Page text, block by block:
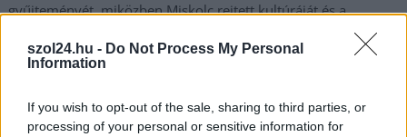
szol24.hu - Do Not Process My Personal
Information
If you wish to opt-out of the sale, sharing to third parties, or
processing of your personal or sensitive information for
gyűjteményét, miközben Miskolc rejtett kultúráját és a
TOVÁBB OLVASOM
Magyarország borsod24,dedikált,jótékonyság,szabolcs24 ,szol24